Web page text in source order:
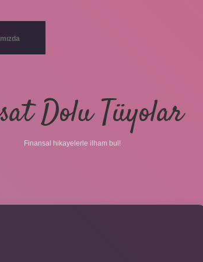
Dolu Tüyolar
Finansal hikayelerle ilham bul!